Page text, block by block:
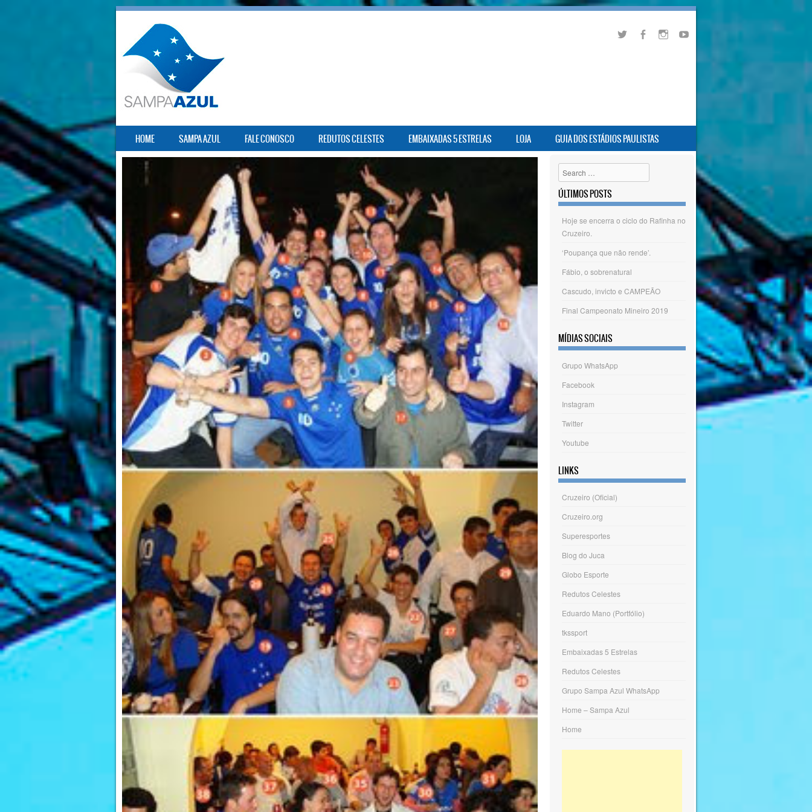
MENU
SKIP TO CONTENT
HOME SAMPA AZUL FALE CONOSCO REDUTOS CELESTES EMBAIXADAS 5 ESTRELAS LOJA GUIA DOS ESTÁDIOS PAULISTAS
Search
ÚLTIMOS POSTS
Hoje se encerra o ciclo do Rafinha no
Cruzeiro.
‘Poupança que não rende’.
Fábio, o sobrenatural
Cascudo, invicto e CAMPEÃO
Final Campeonato Mineiro 2019
MÍDIAS SOCIAIS
Grupo WhatsApp
Facebook
Instagram
Twitter
Youtube
LINKS
Cruzeiro (Oficial)
Cruzeiro.org
Superesportes
Blog do Juca
Globo Esporte
Redutos Celestes
Eduardo Mano (Portfólio)
tkssport
Embaixadas 5 Estrelas
Redutos Celestes
Grupo Sampa Azul WhatsApp
Home – Sampa Azul
Home